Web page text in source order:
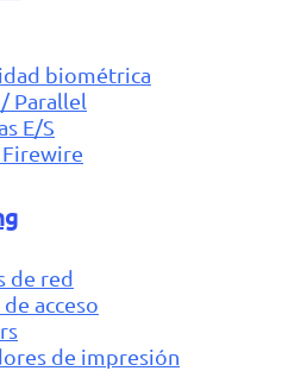
biométrica
Parallel
E/S
Firewire
de red
acceso
de impresión